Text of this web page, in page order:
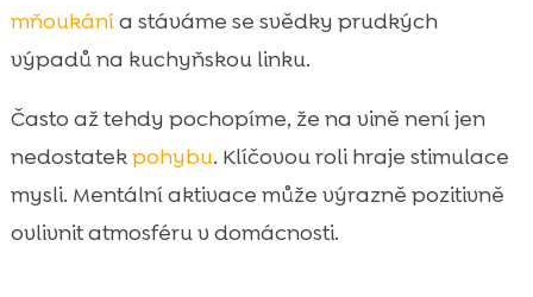
hraček, které stojí za vyzkoušení

logické hlavolamy pro kočky: jak vybrat
při nákupu i doma
Jak kočku hlavolam naučit a udržet ji
mňoukánía stáváme se svědky prudkých
výpadů na kuchyňskou linku.
Často až tehdy pochopíme, že na vině není jen
nedostatekpohybu. Klíčovou roli hraje stimulace
mysli. Mentální aktivace může výrazně pozitivně
ovlivnit atmosféru v domácnosti.